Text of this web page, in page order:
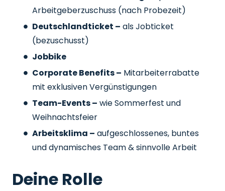
Arbeitgeberzuschuss (nach Probezeit)
Deutschlandticket – als Jobticket
(bezuschusst)
Jobbike
Corporate Benefits – Mitarbeiterrabatte
mit exklusiven Vergünstigungen
Team-Events – wie Sommerfest und
Weihnachtsfeier
Arbeitsklima – aufgeschlossenes, buntes
und dynamisches Team & sinnvolle Arbeit
Deine Rolle